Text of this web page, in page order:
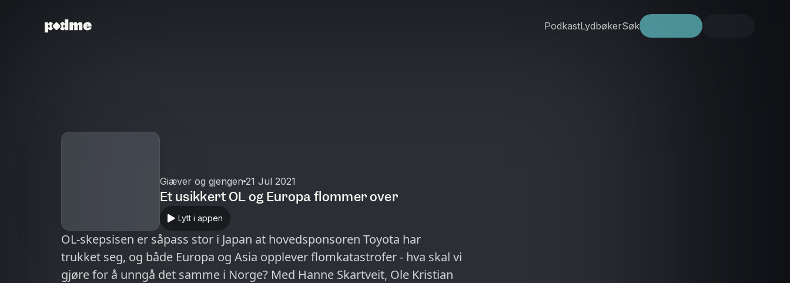
PodkastLydbøkerSøk
Giæver og gjengen 21 Jul 2021
Et usikkert OL og Europa flommer over
Lytt i appen
OL-skepsisen er såpass stor i Japan at hovedsponsoren Toyota har
trukket seg, og både Europa og Asia opplever flomkatastrofer - hva skal vi
gjøre for å unngå det samme i Norge? Med Hanne Skartveit, Ole Kristian